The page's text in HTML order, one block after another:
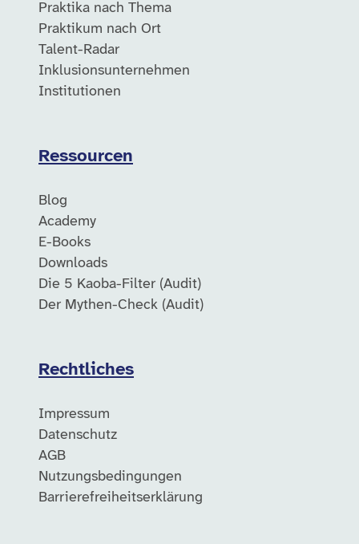
Praktika nach Thema
Praktikum nach Ort
Talent-Radar
Inklusionsunternehmen
Institutionen
Ressourcen
Blog
Academy
E-Books
Downloads
Die 5 Kaoba-Filter (Audit)
Der Mythen-Check (Audit)
Rechtliches
Impressum
Datenschutz
AGB
Nutzungsbedingungen
Barrierefreiheitserklärung